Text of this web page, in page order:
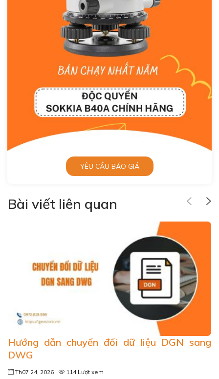
YÊU CẦU BÁO GIÁ
Bài viết liên quan
Hướng dẫn chuyển đổi dữ liệu DGN sang
DWG
Th07 24, 2026 114 Lượt xem